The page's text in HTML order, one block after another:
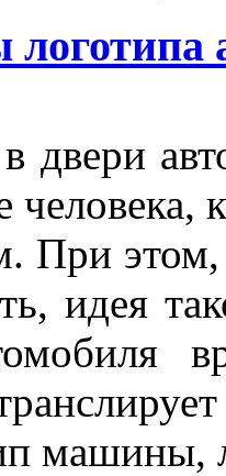
двери
человека,
При этом,
идея
машины,